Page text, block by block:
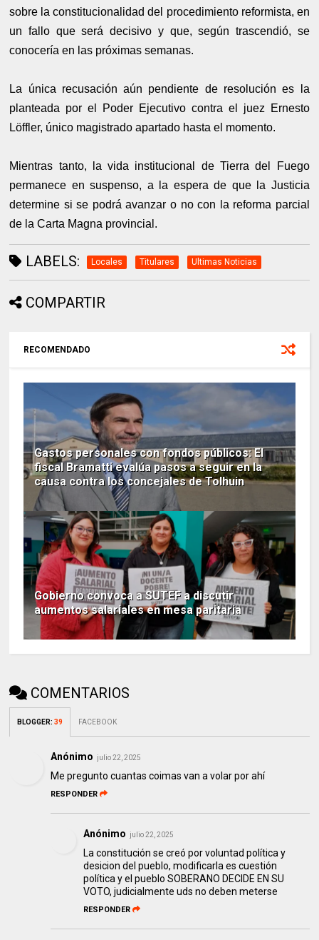
sobre la constitucionalidad del procedimiento reformista, en
un fallo que será decisivo y que, según trascendió, se
conocería en las próximas semanas.
La única recusación aún pendiente de resolución es la
planteada por el Poder Ejecutivo contra el juez Ernesto
Löffler, único magistrado apartado hasta el momento.
Mientras tanto, la vida institucional de Tierra del Fuego
permanece en suspenso, a la espera de que la Justicia
determine si se podrá avanzar o no con la reforma parcial
de la Carta Magna provincial.
LABELS: Locales Titulares Ultimas Noticias
COMPARTIR
RECOMENDADO
Gastos personales con fondos públicos: El
fiscal Bramatti evalúa pasos a seguir en la
causa contra los concejales de Tolhuin
Gobierno convoca a SUTEF a discutir
aumentos salariales en mesa paritaria
COMENTARIOS
BLOGGER:39 FACEBOOK
Anónimo julio 22, 2025
Me pregunto cuantas coimas van a volar por ahí
RESPONDER
Anónimo julio 22, 2025
La constitución se creó por voluntad política y
desicion del pueblo, modificarla es cuestión
política y el pueblo SOBERANO DECIDE EN SU
VOTO, judicialmente uds no deben meterse
RESPONDER